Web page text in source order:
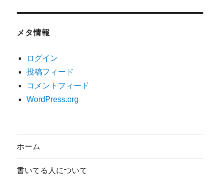
メタ情報
ログイン
投稿フィード
コメントフィード
WordPress.org
ホーム
書いてる人について